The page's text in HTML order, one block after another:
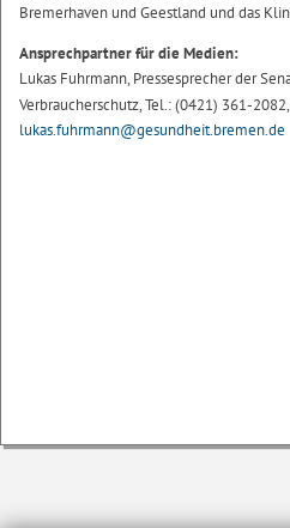
Bremerhaven und Geestland und das
Ansprechpartner für die Medien:
Lukas Fuhrmann, Pressesprecher der
Verbraucherschutz, Tel.: (0421) 361-
lukas.fuhrmann@gesundheit.bremen.de